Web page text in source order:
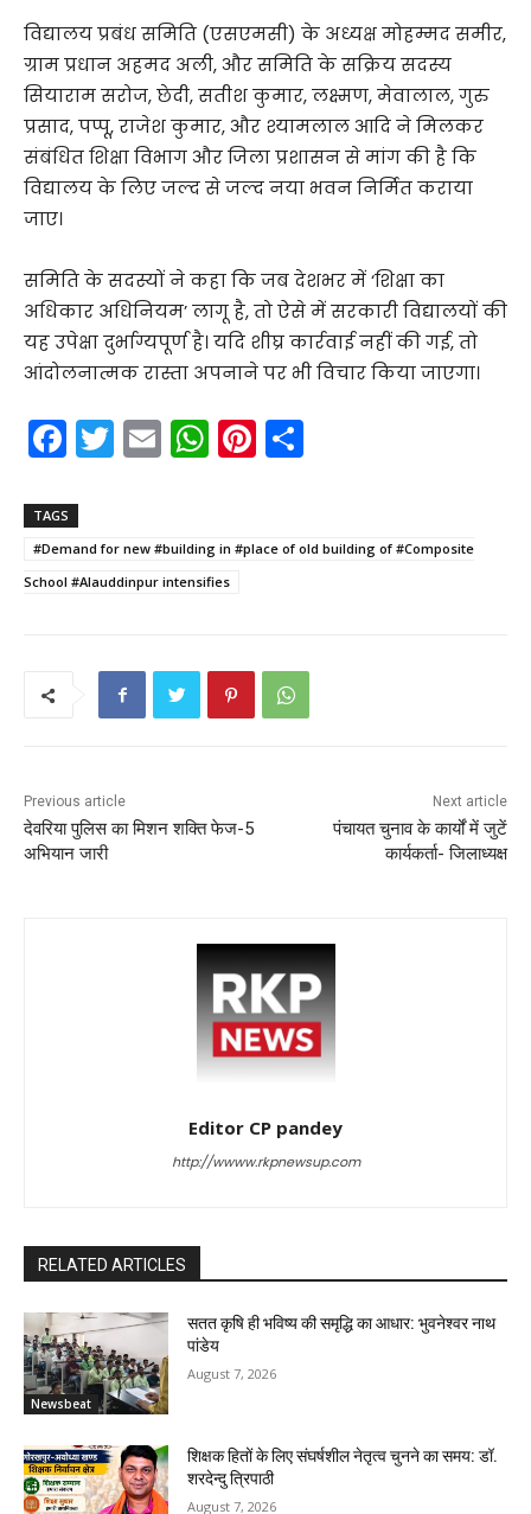
विद्यालय प्रबंध समिति (एसएमसी) के अध्यक्ष मोहम्मद समीर,
ग्राम प्रधान अहमद अली, और समिति के सक्रिय सदस्य
सियाराम सरोज, छेदी, सतीश कुमार, लक्ष्मण, मेवालाल, गुरु
प्रसाद, पप्पू, राजेश कुमार, और श्यामलाल आदि ने मिलकर
संबंधित शिक्षा विभाग और जिला प्रशासन से मांग की है कि
विद्यालय के लिए जल्द से जल्द नया भवन निर्मित कराया
जाए।
समिति के सदस्यों ने कहा कि जब देशभर में ‘शिक्षा का
अधिकार अधिनियम’ लागू है, तो ऐसे में सरकारी विद्यालयों की
यह उपेक्षा दुर्भाग्यपूर्ण है। यदि शीघ्र कार्रवाई नहीं की गई, तो
आंदोलनात्मक रास्ता अपनाने पर भी विचार किया जाएगा।
F
c
e
b
T
er
E
l
W
ts
A
p
Pi
e e
TAGS
#Demand for new #building in #place of old building of #Composite
School #Alauddinpur intensifies
Previous article
देवरिया पुलिस का मिशन शक्ति फेज-5
अभियान जारी
Next article
पंचायत चुनाव के कार्यों में जुटें
कार्यकर्ता- जिलाध्यक्ष
Editor CP pandey
http://wwww.rkpnewsup.com
RELATED ARTICLES
Newsbeat
सतत कृषि ही भविष्य की समृद्धि का आधार: भुवनेश्वर नाथ
पांडेय
August 7, 2026
शिक्षक हितों के लिए संघर्षशील नेतृत्व चुनने का समय: डॉ.
शरदेन्दु त्रिपाठी
August 7, 2026